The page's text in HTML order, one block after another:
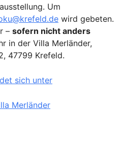
Um
wird gebeten.
– sofern nicht anders
in der Villa Merländer,
47799 Krefeld.
sich unter
Merländer